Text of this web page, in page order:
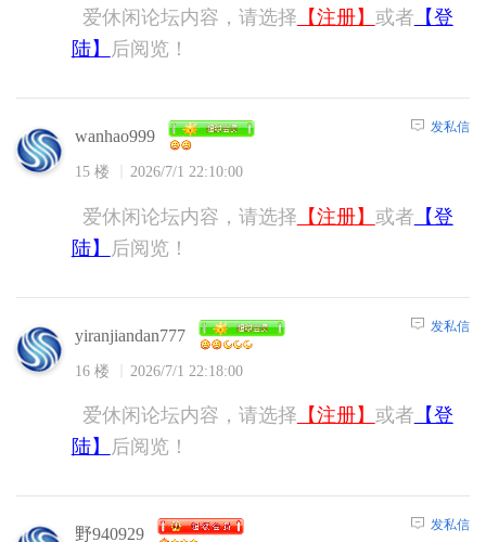
爱休闲论坛内容，请选择 【注册】 或者 【登
陆】
后阅览！
wanhao999
15 楼 2026/7/1 22:10:00
发私信
爱休闲论坛内容，请选择 【注册】 或者 【登
陆】
后阅览！
yiranjiandan777
16 楼 2026/7/1 22:18:00
发私信
爱休闲论坛内容，请选择 【注册】 或者 【登
陆】
后阅览！
野940929 发私信